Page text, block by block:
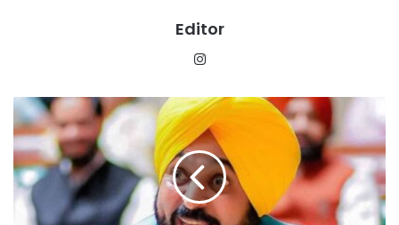
Editor
बिक्रम
मजीठिया
को
लेकर
पंजाब
में
सियासी